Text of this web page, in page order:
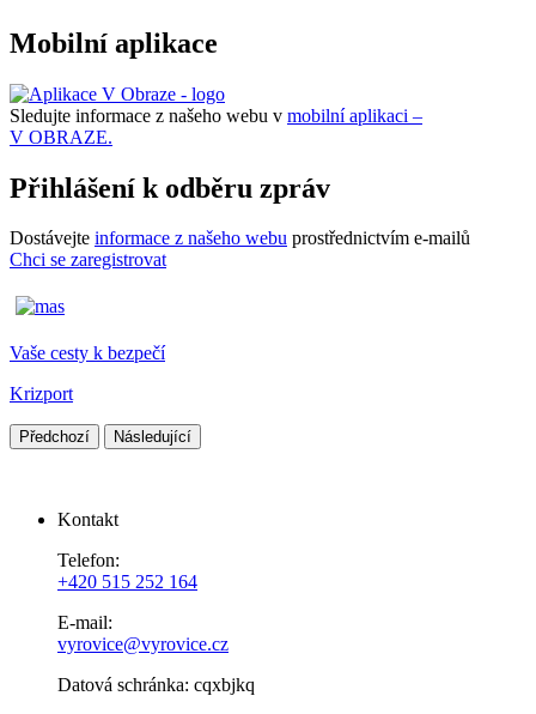
Mobilní aplikace
Sledujte informace z našeho webu v mobilní aplikaci –
V OBRAZE.
Přihlášení k odběru zpráv
Dostávejte informace z našeho webu prostřednictvím e-mailů
Chci se zaregistrovat
Vaše cesty k bezpečí
Krizport
Předchozí Následující
Kontakt
Telefon:
+420 515 252 164
E-mail:
vyrovice@vyrovice.cz
Datová schránka: cqxbjkq